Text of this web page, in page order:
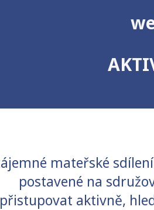
mateřské
postavené na
přistupovat aktivně,